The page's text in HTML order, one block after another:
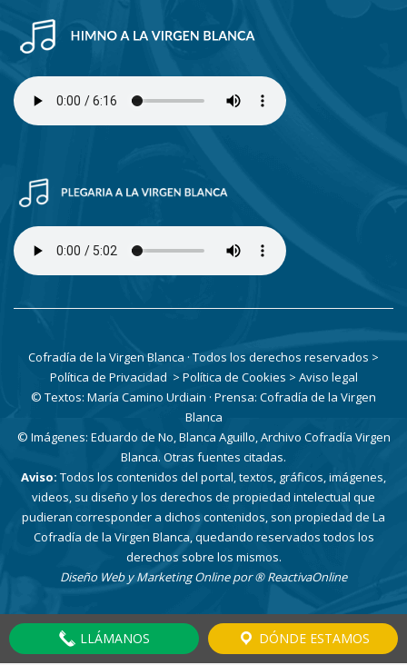
Cofradía de la Virgen Blanca · Todos los derechos reservados >
Política de Privacidad > Política de Cookies > Aviso legal
© Textos: María Camino Urdiain · Prensa: Cofradía de la Virgen
Blanca
© Imágenes: Eduardo de No, Blanca Aguillo, Archivo Cofradía Virgen
Blanca. Otras fuentes citadas.
Aviso: Todos los contenidos del portal, textos, gráficos, imágenes,
videos, su diseño y los derechos de propiedad intelectual que
pudieran corresponder a dichos contenidos, son propiedad de La
Cofradía de la Virgen Blanca, quedando reservados todos los
derechos sobre los mismos.
Diseño Web y Marketing Online por® ReactivaOnline
LLÁMANOS DÓNDE ESTAMOS